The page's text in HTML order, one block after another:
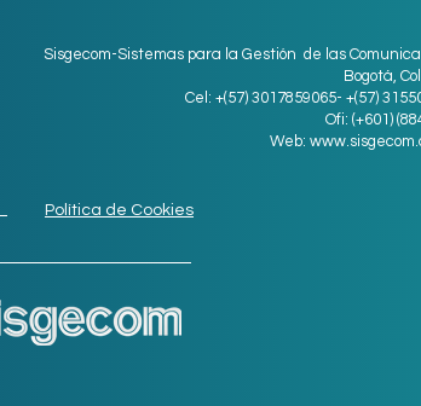
Sisgecom-Sistemas para la Gestión de las
Bogotá,
Cel: +(57) 3017859065- +(57)
Ofi: (+601)
Web:
Política de Cookies